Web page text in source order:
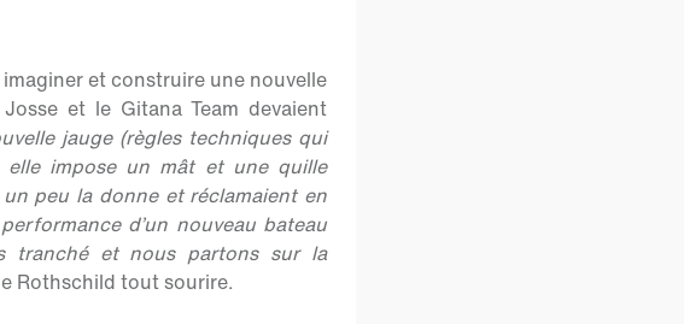
et construire une nouvelle
et le Gitana Team devaient
jauge (règles techniques qui
elle impose un mât et une quille
peu la donne et réclamaient en
d’un nouveau bateau
tranché et nous partons sur la
Rothschild tout sourire.